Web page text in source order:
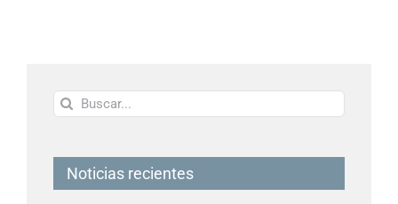
Buscar:
Noticias recientes